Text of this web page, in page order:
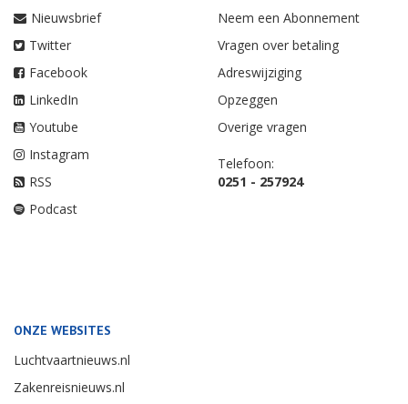
Nieuwsbrief
Twitter
Facebook
LinkedIn
Youtube
Instagram
RSS
Podcast
Neem een Abonnement
Vragen over betaling
Adreswijziging
Opzeggen
Overige vragen
Telefoon:
0251 - 257924
ONZE WEBSITES
Luchtvaartnieuws.nl
Zakenreisnieuws.nl